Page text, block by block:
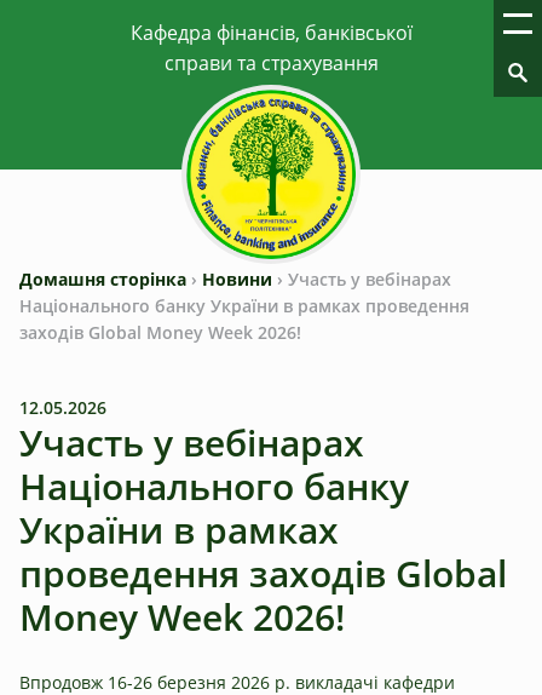
Домашня сторінка › Новини › Участь у вебінарах
Національного банку України в рамках проведення
заходів Global Money Week 2026!
12.05.2026
Участь у вебінарах
Національного банку
України в рамках
проведення заходів Global
Money Week 2026!
Впродовж 16-26 березня 2026 р. викладачі кафедри